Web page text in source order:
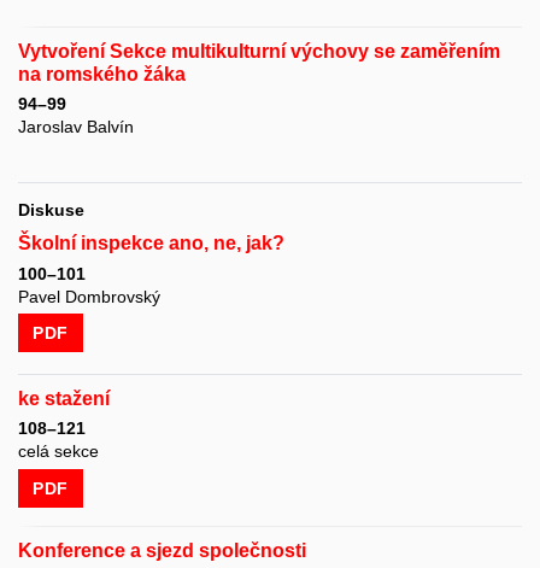
Vytvoření Sekce multikulturní výchovy se zaměřením
na romského žáka
94–99
Jaroslav Balvín
Diskuse
Školní inspekce ano, ne, jak?
100–101
Pavel Dombrovský
PDF
ke stažení
108–121
celá sekce
PDF
Konference a sjezd společnosti